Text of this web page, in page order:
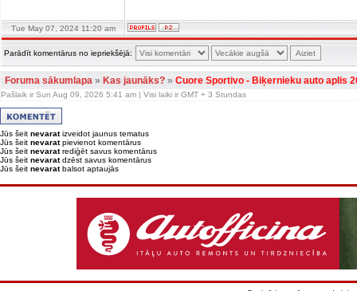
Tue May 07, 2024 11:20 am
Parādīt komentārus no iepriekšējā:
Foruma sākumlapa»Kas jaunāks?»Cuore Sportivo - Biķernieku auto aplis
Pašlaik ir Sun Aug 09, 2026 5:41 am | Visi laiki ir GMT + 3 Stundas
Jūs šeit nevaratizveidot jaunus tematus
Jūs šeit nevaratpievienot komentārus
Jūs šeit nevaratrediģēt savus komentārus
Jūs šeit nevaratdzēst savus komentārus
Jūs šeit nevaratbalsot aptaujās